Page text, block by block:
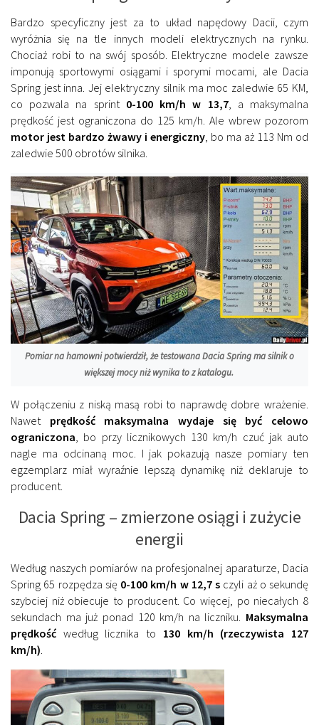
Bardzo specyficzny jest za to układ napędowy Dacii, czym
wyróżnia się na tle innych modeli elektrycznych na rynku.
Chociaż robi to na swój sposób. Elektryczne modele zawsze
imponują sportowymi osiągami i sporymi mocami, ale Dacia
Spring jest inna. Jej elektryczny silnik ma moc zaledwie 65 KM,
co pozwala na sprint 0-100 km/h w 13,7, a maksymalna
prędkość jest ograniczona do 125 km/h. Ale wbrew pozorom
motor jest bardzo żwawy i energiczny, bo ma aż 113 Nm od
zaledwie 500 obrotów silnika.
Pomiar na hamowni potwierdził, że testowana Dacia Spring ma silnik o
większej mocy niż wynika to z katalogu.
W połączeniu z niską masą robi to naprawdę dobre wrażenie.
Nawet prędkość maksymalna wydaje się być celowo
ograniczona, bo przy licznikowych 130 km/h czuć jak auto
nagle ma odcinaną moc. I jak pokazują nasze pomiary ten
egzemplarz miał wyraźnie lepszą dynamikę niż deklaruje to
producent.
Dacia Spring – zmierzone osiągi i zużycie
energii
Według naszych pomiarów na profesjonalnej aparaturze, Dacia
Spring 65 rozpędza się 0-100 km/h w 12,7 s czyli aż o sekundę
szybciej niż obiecuje to producent. Co więcej, po niecałych 8
sekundach ma już ponad 120 km/h na liczniku. Maksymalna
prędkość według licznika to 130 km/h (rzeczywista 127
km/h).